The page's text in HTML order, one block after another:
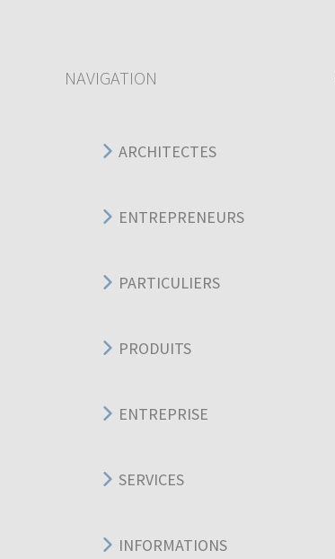
NAVIGATION
ARCHITECTES
ENTREPRENEURS
PARTICULIERS
PRODUITS
ENTREPRISE
SERVICES
INFORMATIONS